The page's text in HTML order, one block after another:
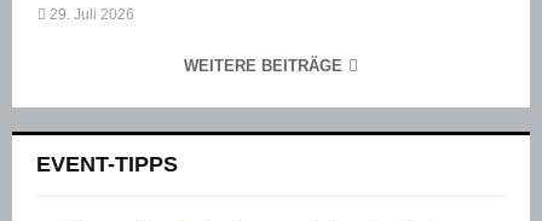
29. Juli 2026
WEITERE BEITRÄGE
EVENT-TIPPS